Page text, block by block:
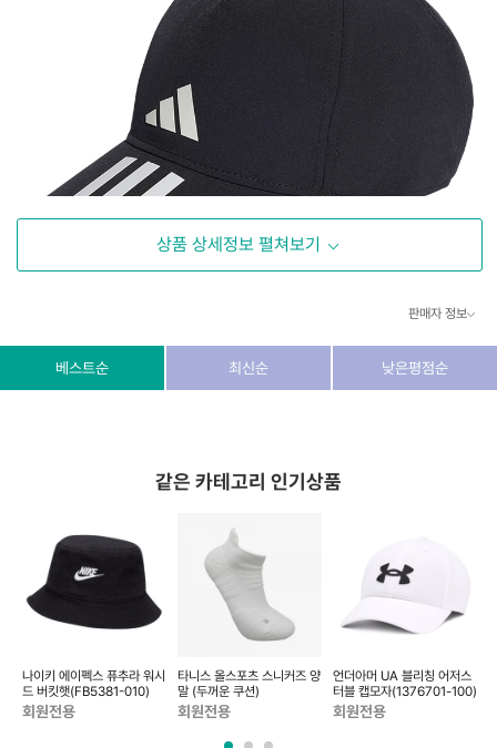
상품 상세정보 펼쳐보기
판매자 정보
상호/대표자 (주) 동이커머스
소재지 경기도 고양시 덕양구 꽃마을로64, 1235호
베스트순 최신순 낮은평점순
같은 카테고리 인기상품
나이키 에이펙스 퓨추라 워시
드 버킷햇(FB5381-010)
회원전용
타니스 올스포츠 스니커즈 양
말 (두꺼운 쿠션)
회원전용
언더아머 UA 블리칭 어저스
터블 캡모자(1376701-100)
회원전용